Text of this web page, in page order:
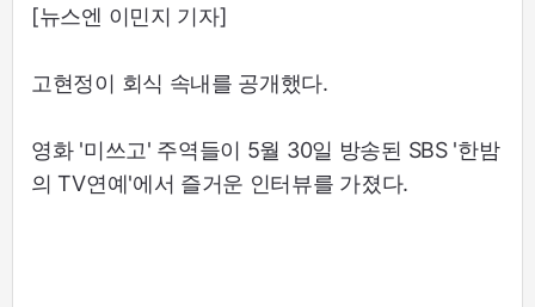
[뉴스엔 이민지 기자]
고현정이 회식 속내를 공개했다.
영화 '미쓰고' 주역들이 5월 30일 방송된 SBS '한밤
의 TV연예'에서 즐거운 인터뷰를 가졌다.